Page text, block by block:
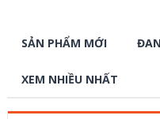
SẢN PHẨM MỚI
XEM NHIỀU NHẤT